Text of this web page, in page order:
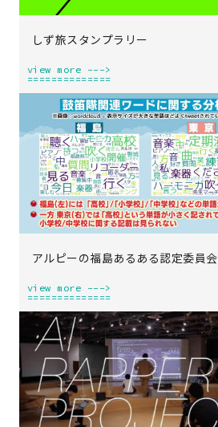
しず旅スタンプラリー
view more --->
==============
アルピーの福島あるある認定委員会
view more --->
==============